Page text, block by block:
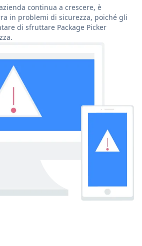
continua a crescere, è
in problemi di sicurezza, poiché gli
di sfruttare Package Picker